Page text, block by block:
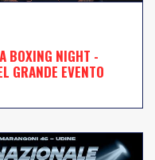
BOXING NIGHT -
GRANDE EVENTO